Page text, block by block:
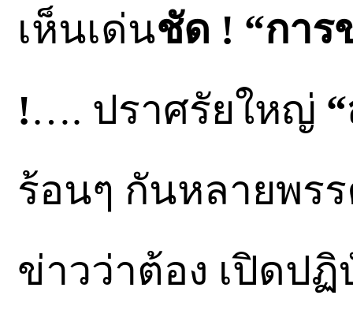
เห็นเด่นชัด ! “การ
!…. ปราศรัยใหญ่
ร้อนๆ กันหลายพร
ข่าวว่าต้อง เปิดป